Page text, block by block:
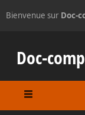
Bienvenue sur Doc-
Doc-